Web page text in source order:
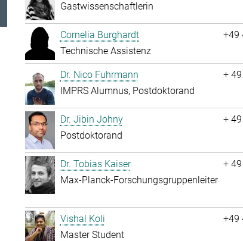
Gastwissenschaftlerin
Cornelia Burghardt
Technische Assistenz
+49
Dr. Nico Fuhrmann
IMPRS Alumnus, Postdoktorand
+
Dr. Jibin Johny
Postdoktorand
+
Dr. Tobias Kaiser
Max-Planck-Forschungsgruppenleiter
+
Vishal Koli
Master Student
+49